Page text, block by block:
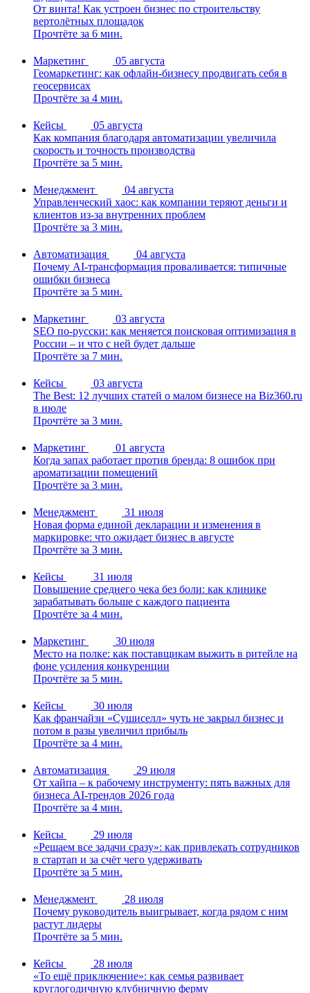
От винта! Как устроен бизнес по строительству
вертолётных площадок
Прочтёте за 6 мин.
Маркетинг
05 августа
Геомаркетинг: как офлайн-бизнесу продвигать себя в
геосервисах
Прочтёте за 4 мин.
Кейсы
05 августа
Как компания благодаря автоматизации увеличила
скорость и точность производства
Прочтёте за 5 мин.
Менеджмент
04 августа
Управленческий хаос: как компании теряют деньги и
клиентов из-за внутренних проблем
Прочтёте за 3 мин.
Автоматизация
04 августа
Почему AI-трансформация проваливается: типичные
ошибки бизнеса
Прочтёте за 5 мин.
Маркетинг
03 августа
SEO по-русски: как меняется поисковая оптимизация в
России – и что с ней будет дальше
Прочтёте за 7 мин.
Кейсы
03 августа
The Best: 12 лучших статей о малом бизнесе на Biz360.ru
в июле
Прочтёте за 3 мин.
Маркетинг
01 августа
Когда запах работает против бренда: 8 ошибок при
ароматизации помещений
Прочтёте за 3 мин.
Менеджмент
31 июля
Новая форма единой декларации и изменения в
маркировке: что ожидает бизнес в августе
Прочтёте за 3 мин.
Кейсы
31 июля
Повышение среднего чека без боли: как клинике
зарабатывать больше с каждого пациента
Прочтёте за 4 мин.
Маркетинг
30 июля
Место на полке: как поставщикам выжить в ритейле на
фоне усиления конкуренции
Прочтёте за 5 мин.
Кейсы
30 июля
Как франчайзи «Сушиселл» чуть не закрыл бизнес и
потом в разы увеличил прибыль
Прочтёте за 4 мин.
Автоматизация
29 июля
От хайпа – к рабочему инструменту: пять важных для
бизнеса AI-трендов 2026 года
Прочтёте за 4 мин.
Кейсы
29 июля
«Решаем все задачи сразу»: как привлекать сотрудников
в стартап и за счёт чего удерживать
Прочтёте за 5 мин.
Менеджмент
28 июля
Почему руководитель выигрывает, когда рядом с ним
растут лидеры
Прочтёте за 5 мин.
Кейсы
28 июля
«То ещё приключение»: как семья развивает
круглогодичную клубничную ферму